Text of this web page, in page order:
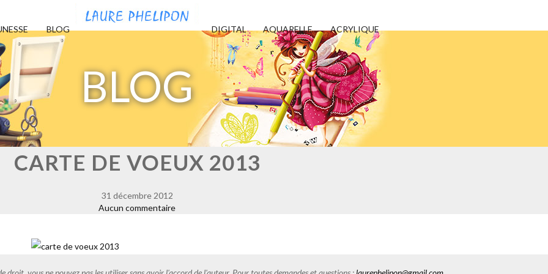
BLOG
CARTE DE VOEUX 2013
31 décembre 2012
Aucun commentaire
BLOG DIGITAL AQUARELLE ACRYLIQUE